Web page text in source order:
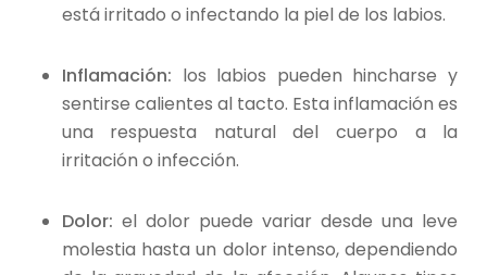
está irritado o infectando la piel de los labios.
Inflamación: los labios pueden hincharse y
sentirse calientes al tacto. Esta inflamación es
una respuesta natural del cuerpo a la
irritación o infección.
Dolor: el dolor puede variar desde una leve
molestia hasta un dolor intenso, dependiendo